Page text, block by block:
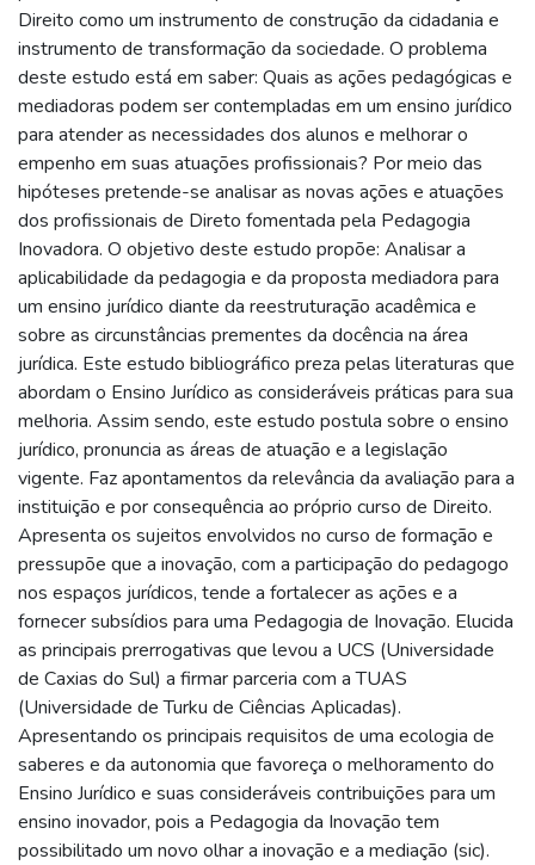
Direito como um instrumento de construção da cidadania e
instrumento de transformação da sociedade. O problema
deste estudo está em saber: Quais as ações pedagógicas e
mediadoras podem ser contempladas em um ensino jurídico
para atender as necessidades dos alunos e melhorar o
empenho em suas atuações profissionais? Por meio das
hipóteses pretende-se analisar as novas ações e atuações
dos profissionais de Direto fomentada pela Pedagogia
Inovadora. O objetivo deste estudo propõe: Analisar a
aplicabilidade da pedagogia e da proposta mediadora para
um ensino jurídico diante da reestruturação acadêmica e
sobre as circunstâncias prementes da docência na área
jurídica. Este estudo bibliográfico preza pelas literaturas que
abordam o Ensino Jurídico as consideráveis práticas para sua
melhoria. Assim sendo, este estudo postula sobre o ensino
jurídico, pronuncia as áreas de atuação e a legislação
vigente. Faz apontamentos da relevância da avaliação para a
instituição e por consequência ao próprio curso de Direito.
Apresenta os sujeitos envolvidos no curso de formação e
pressupõe que a inovação, com a participação do pedagogo
nos espaços jurídicos, tende a fortalecer as ações e a
fornecer subsídios para uma Pedagogia de Inovação. Elucida
as principais prerrogativas que levou a UCS (Universidade
de Caxias do Sul) a firmar parceria com a TUAS
(Universidade de Turku de Ciências Aplicadas).
Apresentando os principais requisitos de uma ecologia de
saberes e da autonomia que favoreça o melhoramento do
Ensino Jurídico e suas consideráveis contribuições para um
ensino inovador, pois a Pedagogia da Inovação tem
possibilitado um novo olhar a inovação e a mediação (sic).